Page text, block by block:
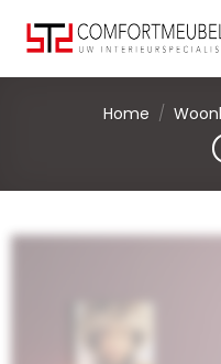
content
Home /